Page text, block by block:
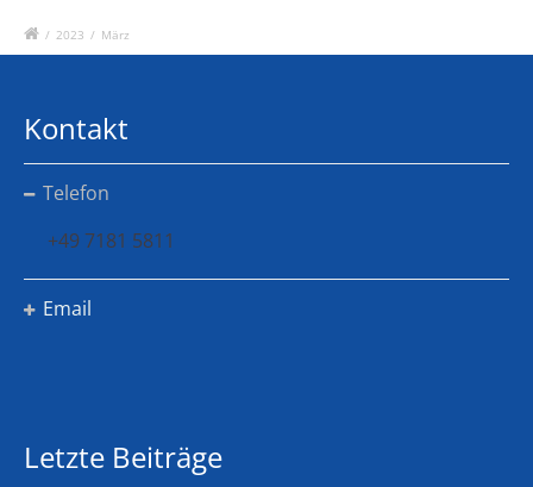
/ 2023 / März
Kontakt
Telefon
+49 7181 5811
Email
Letzte Beiträge